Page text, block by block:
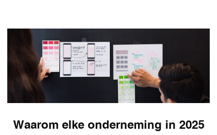
Waarom elke onderneming in 2025